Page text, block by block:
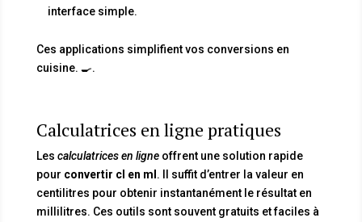
interface simple.
Ces applications simplifient vos conversions en
cuisine. 🍳.
Calculatrices en ligne pratiques
Les calculatrices en ligneoffrent une solution rapide
pour convertir cl en ml . Il suffit d’entrer la valeur en
centilitres pour obtenir instantanément le résultat en
millilitres. Ces outils sont souvent gratuits et faciles à